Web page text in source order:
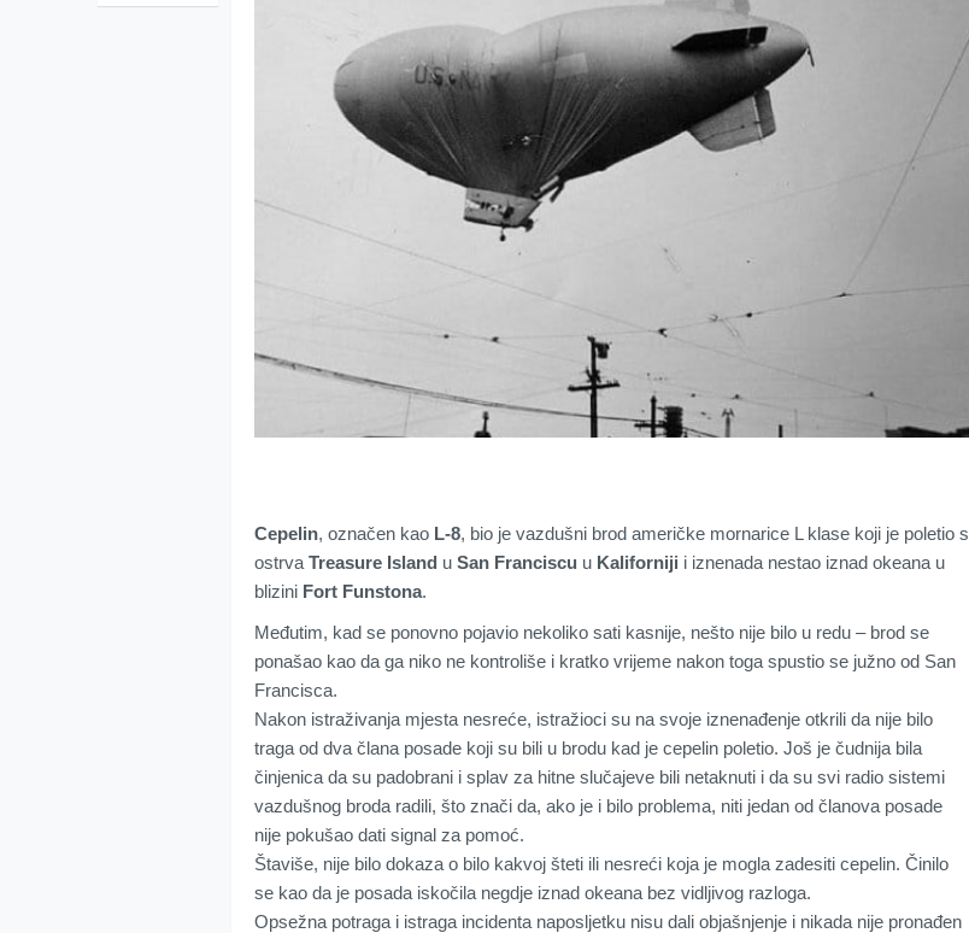
Cepelin, označen kao L-8, bio je vazdušni brod američke mornarice L klase koji je poletio s
ostrva Treasure Island u San Franciscu u Kaliforniji i iznenada nestao iznad okeana u
blizini Fort Funstona.
Međutim, kad se ponovno pojavio nekoliko sati kasnije, nešto nije bilo u redu – brod se
ponašao kao da ga niko ne kontroliše i kratko vrijeme nakon toga spustio se južno od San
Francisca.
Nakon istraživanja mjesta nesreće, istražioci su na svoje iznenađenje otkrili da nije bilo
traga od dva člana posade koji su bili u brodu kad je cepelin poletio. Još je čudnija bila
činjenica da su padobrani i splav za hitne slučajeve bili netaknuti i da su svi radio sistemi
vazdušnog broda radili, što znači da, ako je i bilo problema, niti jedan od članova posade
nije pokušao dati signal za pomoć.
Štaviše, nije bilo dokaza o bilo kakvoj šteti ili nesreći koja je mogla zadesiti cepelin. Činilo
se kao da je posada iskočila negdje iznad okeana bez vidljivog razloga.
Opsežna potraga i istraga incidenta naposljetku nisu dali objašnjenje i nikada nije pronađen